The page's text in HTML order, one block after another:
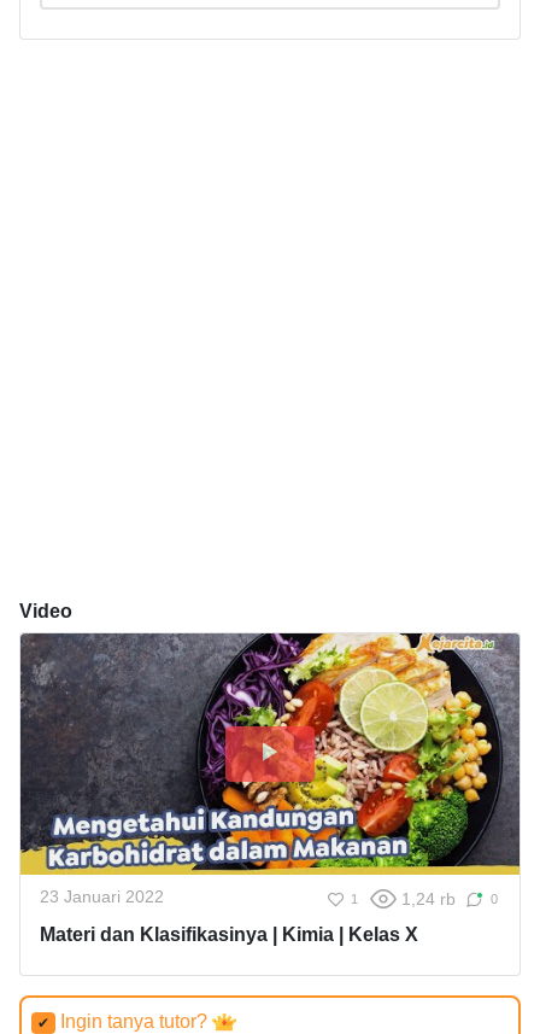
Video
23 Januari 2022 1 1,24 rb 0
Materi dan Klasifikasinya | Kimia | Kelas X
✔ Ingin tanya tutor?